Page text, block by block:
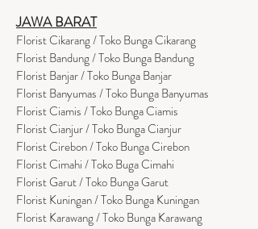
JAWA BARAT
Florist Cikarang/ Toko Bunga Cikarang
Florist Bandung / Toko Bunga Bandung
Florist Banjar / Toko Bunga Banjar
Florist Banyumas / Toko Bunga Banyumas
Florist Ciamis / Toko Bunga Ciamis
Florist Cianjur / Toko Bunga Cianjur
Florist Cirebon / Toko Bunga Cirebon
Florist Cimahi / Toko Buga Cimahi
Florist Garut / Toko Bunga Garut
Florist Kuningan / Toko Bunga Kuningan
Florist Karawang / Toko Bunga Karawang